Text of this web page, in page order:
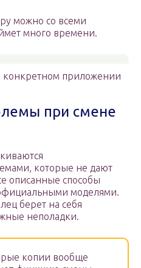
можно со всеми
много времени.
приложении
при смене
которые не дают
описанные способы
моделями.
берет на себя
неполадки.
копии вообще